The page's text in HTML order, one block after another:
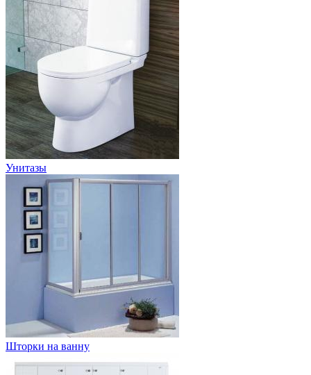
Унитазы
Шторки на ванну